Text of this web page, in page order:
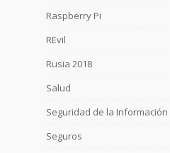
Raspberry Pi
REvil
Rusia 2018
Salud
Seguridad de la Información
Seguros